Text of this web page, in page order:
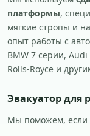
платформы,
мягкие стропы и
опыт работы с
BMW 7 серии,
Rolls-Royce и
Эвакуатор для
Мы поможем, если